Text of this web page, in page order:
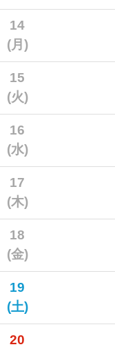
14
(月)
15
(火)
16
(水)
17
(木)
18
(金)
19
(土)
20